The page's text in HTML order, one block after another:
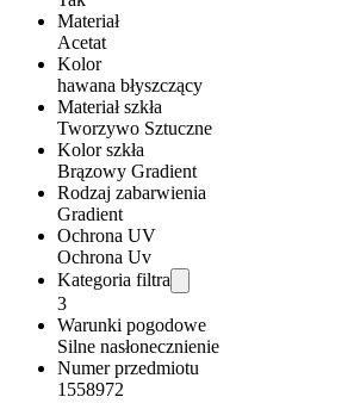
Materiał
Acetat
Kolor
hawana błyszczący
Materiał szkła
Tworzywo Sztuczne
Kolor szkła
Brązowy Gradient
Rodzaj zabarwienia
Gradient
Ochrona UV
Ochrona Uv
Kategoria filtra
3
Warunki pogodowe
Silne nasłonecznienie
Numer przedmiotu
1558972